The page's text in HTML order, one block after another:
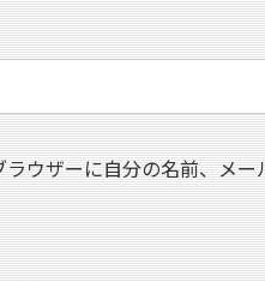
ウザーに自分の名前、メ